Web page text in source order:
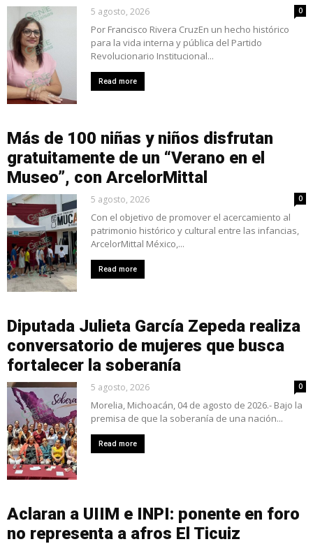
5 agosto, 2026 0
Por Francisco Rivera CruzEn un hecho histórico
para la vida interna y pública del Partido
Revolucionario Institucional...
Read more
Más de 100 niñas y niños disfrutan
gratuitamente de un “Verano en el
Museo”, con ArcelorMittal
5 agosto, 2026 0
Con el objetivo de promover el acercamiento al
patrimonio histórico y cultural entre las infancias,
ArcelorMittal México,...
Read more
Diputada Julieta García Zepeda realiza
conversatorio de mujeres que busca
fortalecer la soberanía
5 agosto, 2026 0
Morelia, Michoacán, 04 de agosto de 2026.- Bajo la
premisa de que la soberanía de una nación...
Read more
Aclaran a UIIM e INPI: ponente en foro
no representa a afros El Ticuiz